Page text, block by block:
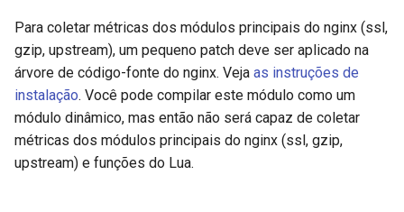
jit-uuid
jq
jsonrpc-batch
jump-consistent-hash
Para coletar métricas dos módulos principais do nginx (ssl,
gzip, upstream), um pequeno patch deve ser aplicado na
árvore de código-fonte do nginx. Veja as instruções de
instalação. Você pode compilar este módulo como um
módulo dinâmico, mas então não será capaz de coletar
métricas dos módulos principais do nginx (ssl, gzip,
upstream) e funções do Lua.